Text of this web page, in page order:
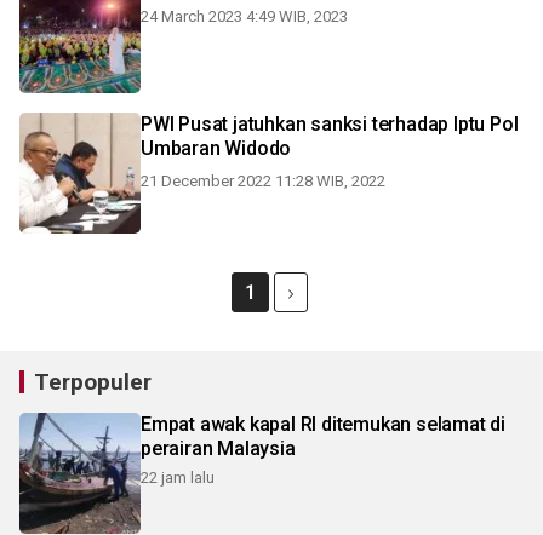
24 March 2023 4:49 WIB, 2023
PWI Pusat jatuhkan sanksi terhadap Iptu Pol
Umbaran Widodo
21 December 2022 11:28 WIB, 2022
1
Terpopuler
Empat awak kapal RI ditemukan selamat di
perairan Malaysia
22 jam lalu